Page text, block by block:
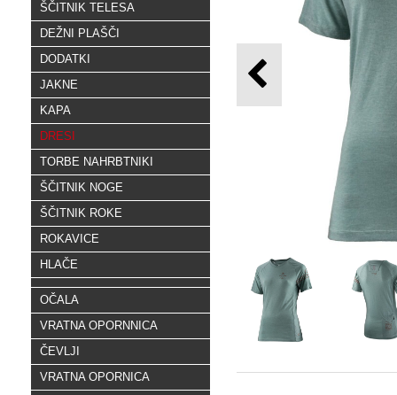
ŠČITNIK TELESA
DEŽNI PLAŠČI
DODATKI
JAKNE
KAPA
DRESI
TORBE NAHRBTNIKI
ŠČITNIK NOGE
ŠČITNIK ROKE
ROKAVICE
HLAČE
OČALA
VRATNA OPORNNICA
ČEVLJI
VRATNA OPORNICA